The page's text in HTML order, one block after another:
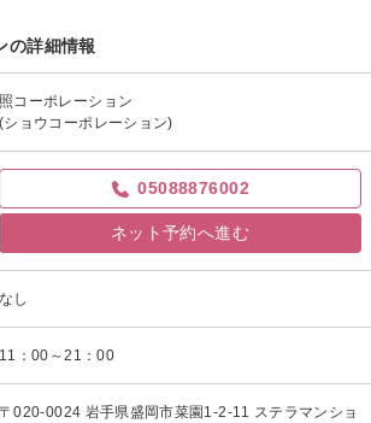
の詳細情報
照コーポレーション
(ショウコーポレーション)
05088876002
ネット予約へ進む
なし
11：00～21：00
〒020-0024 岩手県盛岡市菜園1-2-11 ステラマンショ